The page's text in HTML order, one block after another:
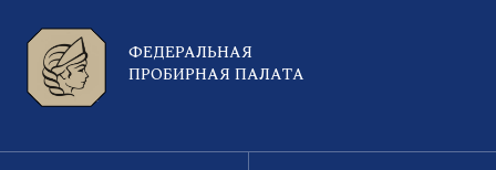
ФЕДЕРАЛЬНАЯ
ПРОБИРНАЯ ПАЛАТА